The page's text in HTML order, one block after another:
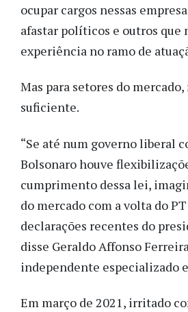
ocupar cargos nessas
afastar políticos e outros que
experiência no ramo de
Mas para setores do
suficiente.
“Se até num governo liberal
Bolsonaro houve
cumprimento dessa lei,
do mercado com a volta do
declarações recentes do
disse Geraldo Affonso
independente especializado
Em março de 2021, irritado